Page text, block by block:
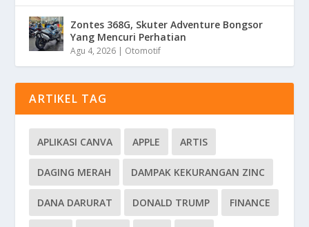
Zontes 368G, Skuter Adventure Bongsor
Yang Mencuri Perhatian
Agu 4, 2026 | Otomotif
ARTIKEL TAG
APLIKASI CANVA APPLE ARTIS
DAGING MERAH DAMPAK KEKURANGAN ZINC
DANA DARURAT DONALD TRUMP FINANCE